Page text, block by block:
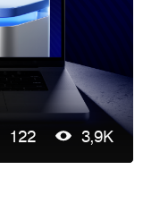
122 3,9K